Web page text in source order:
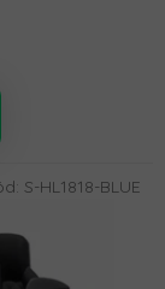
S-HL1818-BLUE